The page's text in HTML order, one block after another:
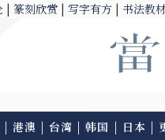
| 篆刻欣赏 | 写字有方 | 书法教
| 港澳 | 台湾 |韩国 | 日本 |